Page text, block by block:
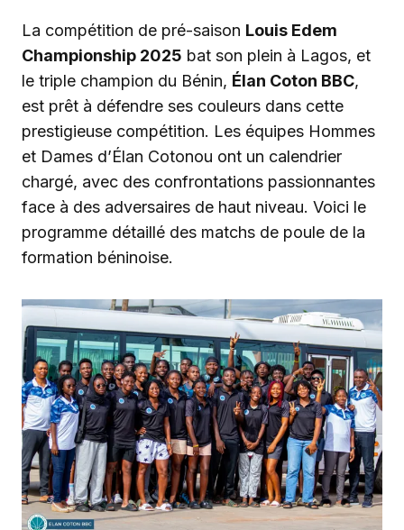
La compétition de pré-saison Louis Edem
Championship 2025 bat son plein à Lagos, et
le triple champion du Bénin, Élan Coton BBC,
est prêt à défendre ses couleurs dans cette
prestigieuse compétition. Les équipes Hommes
et Dames d’Élan Cotonou ont un calendrier
chargé, avec des confrontations passionnantes
face à des adversaires de haut niveau. Voici le
programme détaillé des matchs de poule de la
formation béninoise.